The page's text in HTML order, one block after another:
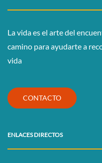
La vida es el arte del
camino para ayudarte a
vida
CONTACTO
ENLACES DIRECTOS